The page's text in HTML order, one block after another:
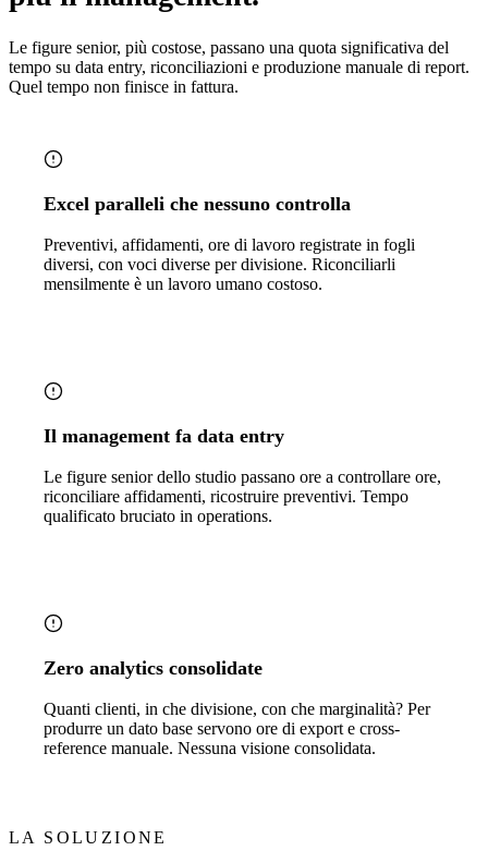
Le figure senior, più costose, passano una quota significativa del
tempo su data entry, riconciliazioni e produzione manuale di report.
Quel tempo non finisce in fattura.
Excel paralleli che nessuno controlla
Preventivi, affidamenti, ore di lavoro registrate in fogli
diversi, con voci diverse per divisione. Riconciliarli
mensilmente è un lavoro umano costoso.
Il management fa data entry
Le figure senior dello studio passano ore a controllare ore,
riconciliare affidamenti, ricostruire preventivi. Tempo
qualificato bruciato in operations.
Zero analytics consolidate
Quanti clienti, in che divisione, con che marginalità? Per
produrre un dato base servono ore di export e cross-
reference manuale. Nessuna visione consolidata.
LA SOLUZIONE